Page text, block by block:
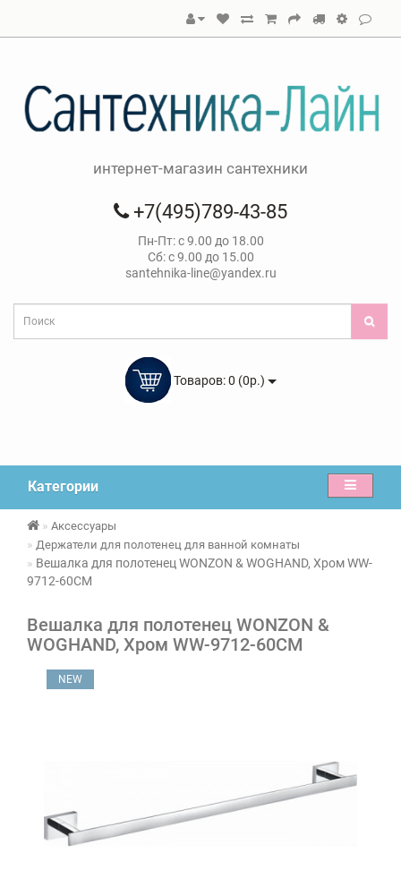
интернет-магазин сантехники
+7(495)789-43-85
Пн-Пт: с 9.00 до 18.00
Сб: с 9.00 до 15.00
santehnika-line@yandex.ru
Товаров: 0 (0р.)
Категории
Аксессуары
Держатели для полотенец для ванной комнаты
Вешалка для полотенец WONZON & WOGHAND, Хром WW-
9712-60CM
Вешалка для полотенец WONZON &
WOGHAND, Хром WW-9712-60CM
NEW